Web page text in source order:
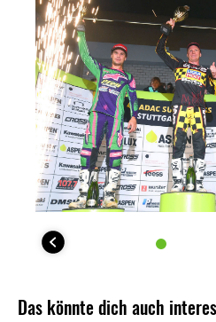
Das könnte dich auch